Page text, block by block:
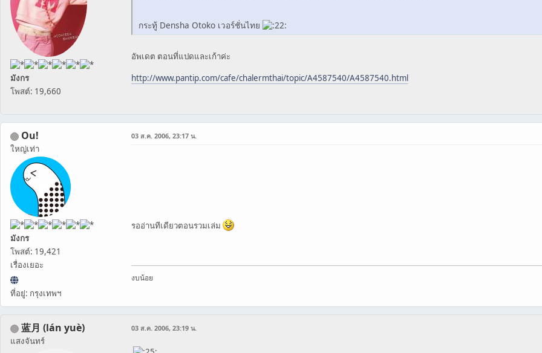
มังกร
โพสต์: 19,660
กระทู้ Densha Otoko เวอร์ชั่นไทย
อัพเดต ตอนที่แปดและเก้าค่ะ
http://www.pantip.com/cafe/chalermthai/topic/A4587540/A4587540.html
Ou!
ใหญ่เท่า
มังกร
โพสต์: 19,421
เรื่องเยอะ
ที่อยู่: กรุงเทพฯ
03 ส.ค. 2006, 23:17 น.
รออ่านทีเดียวตอนรวมเล่ม
งบน้อย
蓝月 (lán yuè)
แสงจันทร์
03 ส.ค. 2006, 23:19 น.